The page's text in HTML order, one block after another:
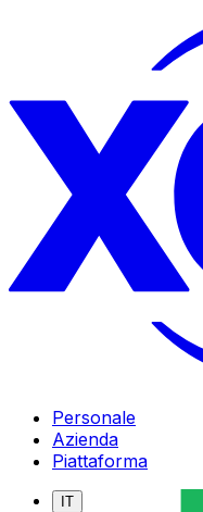
Personale
Azienda
Piattaforma
IT